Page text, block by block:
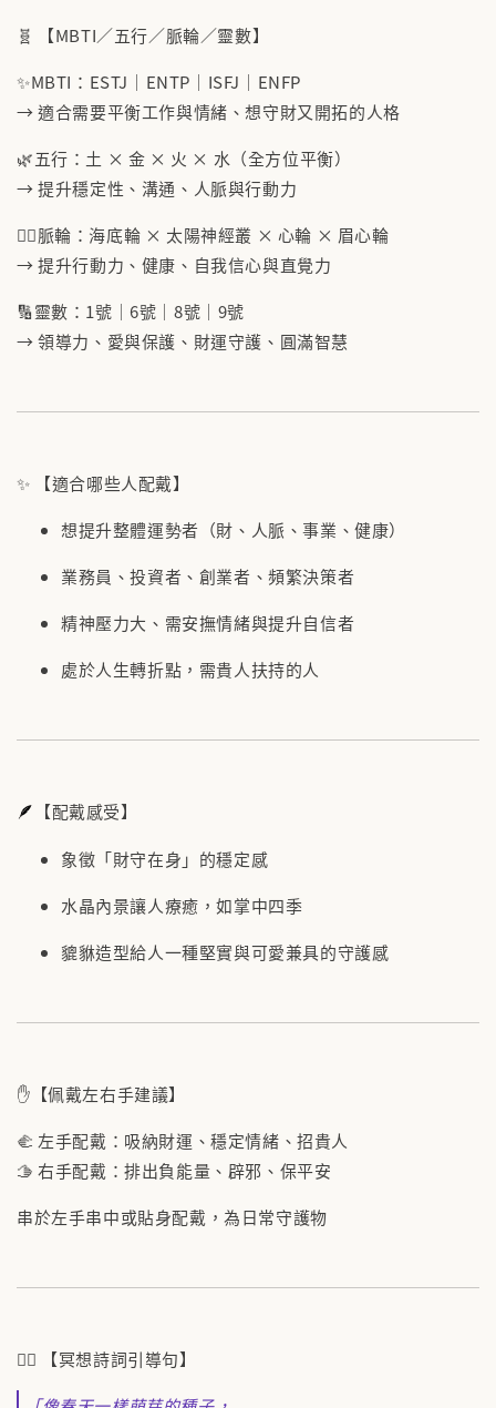
🧬 【MBTI／五行／脈輪／靈數】
✨MBTI：ESTJ｜ENTP｜ISFJ｜ENFP
→ 適合需要平衡工作與情緒、想守財又開拓的人格
🌿五行：土 × 金 × 火 × 水（全方位平衡）
→ 提升穩定性、溝通、人脈與行動力
🧘‍♀️脈輪：海底輪 × 太陽神經叢 × 心輪 × 眉心輪
→ 提升行動力、健康、自我信心與直覺力
🔢靈數：1號｜6號｜8號｜9號
→ 領導力、愛與保護、財運守護、圓滿智慧
✨ 【適合哪些人配戴】
想提升整體運勢者（財、人脈、事業、健康）
業務員、投資者、創業者、頻繁決策者
精神壓力大、需安撫情緒與提升自信者
處於人生轉折點，需貴人扶持的人
🪶 【配戴感受】
象徵「財守在身」的穩定感
水晶內景讓人療癒，如掌中四季
貔貅造型給人一種堅實與可愛兼具的守護感
✋【佩戴左右手建議】
🫲 左手配戴：吸納財運、穩定情緒、招貴人
🫱 右手配戴：排出負能量、辟邪、保平安
串於左手串中或貼身配戴，為日常守護物
🧘‍♀️ 【冥想詩詞引導句】